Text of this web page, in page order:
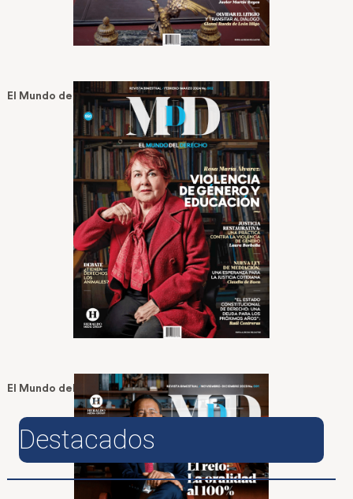
El Mundo del Derecho No 2 — Feb 17, 2024
El Mundo del Derecho No 1 — Nov 27, 2023
Destacados